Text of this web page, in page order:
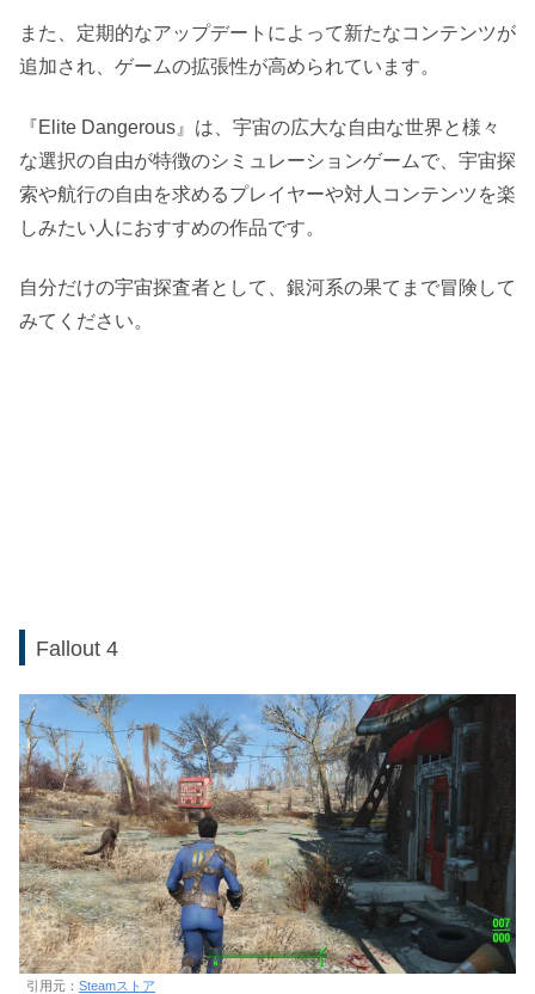
また、定期的なアップデートによって新たなコンテンツが
追加され、ゲームの拡張性が高められています。
『Elite Dangerous』は、宇宙の広大な自由な世界と様々
な選択の自由が特徴のシミュレーションゲームで、宇宙探
索や航行の自由を求めるプレイヤーや対人コンテンツを楽
しみたい人におすすめの作品です。
自分だけの宇宙探査者として、銀河系の果てまで冒険して
みてください。
Fallout 4
引用元： Steamストア